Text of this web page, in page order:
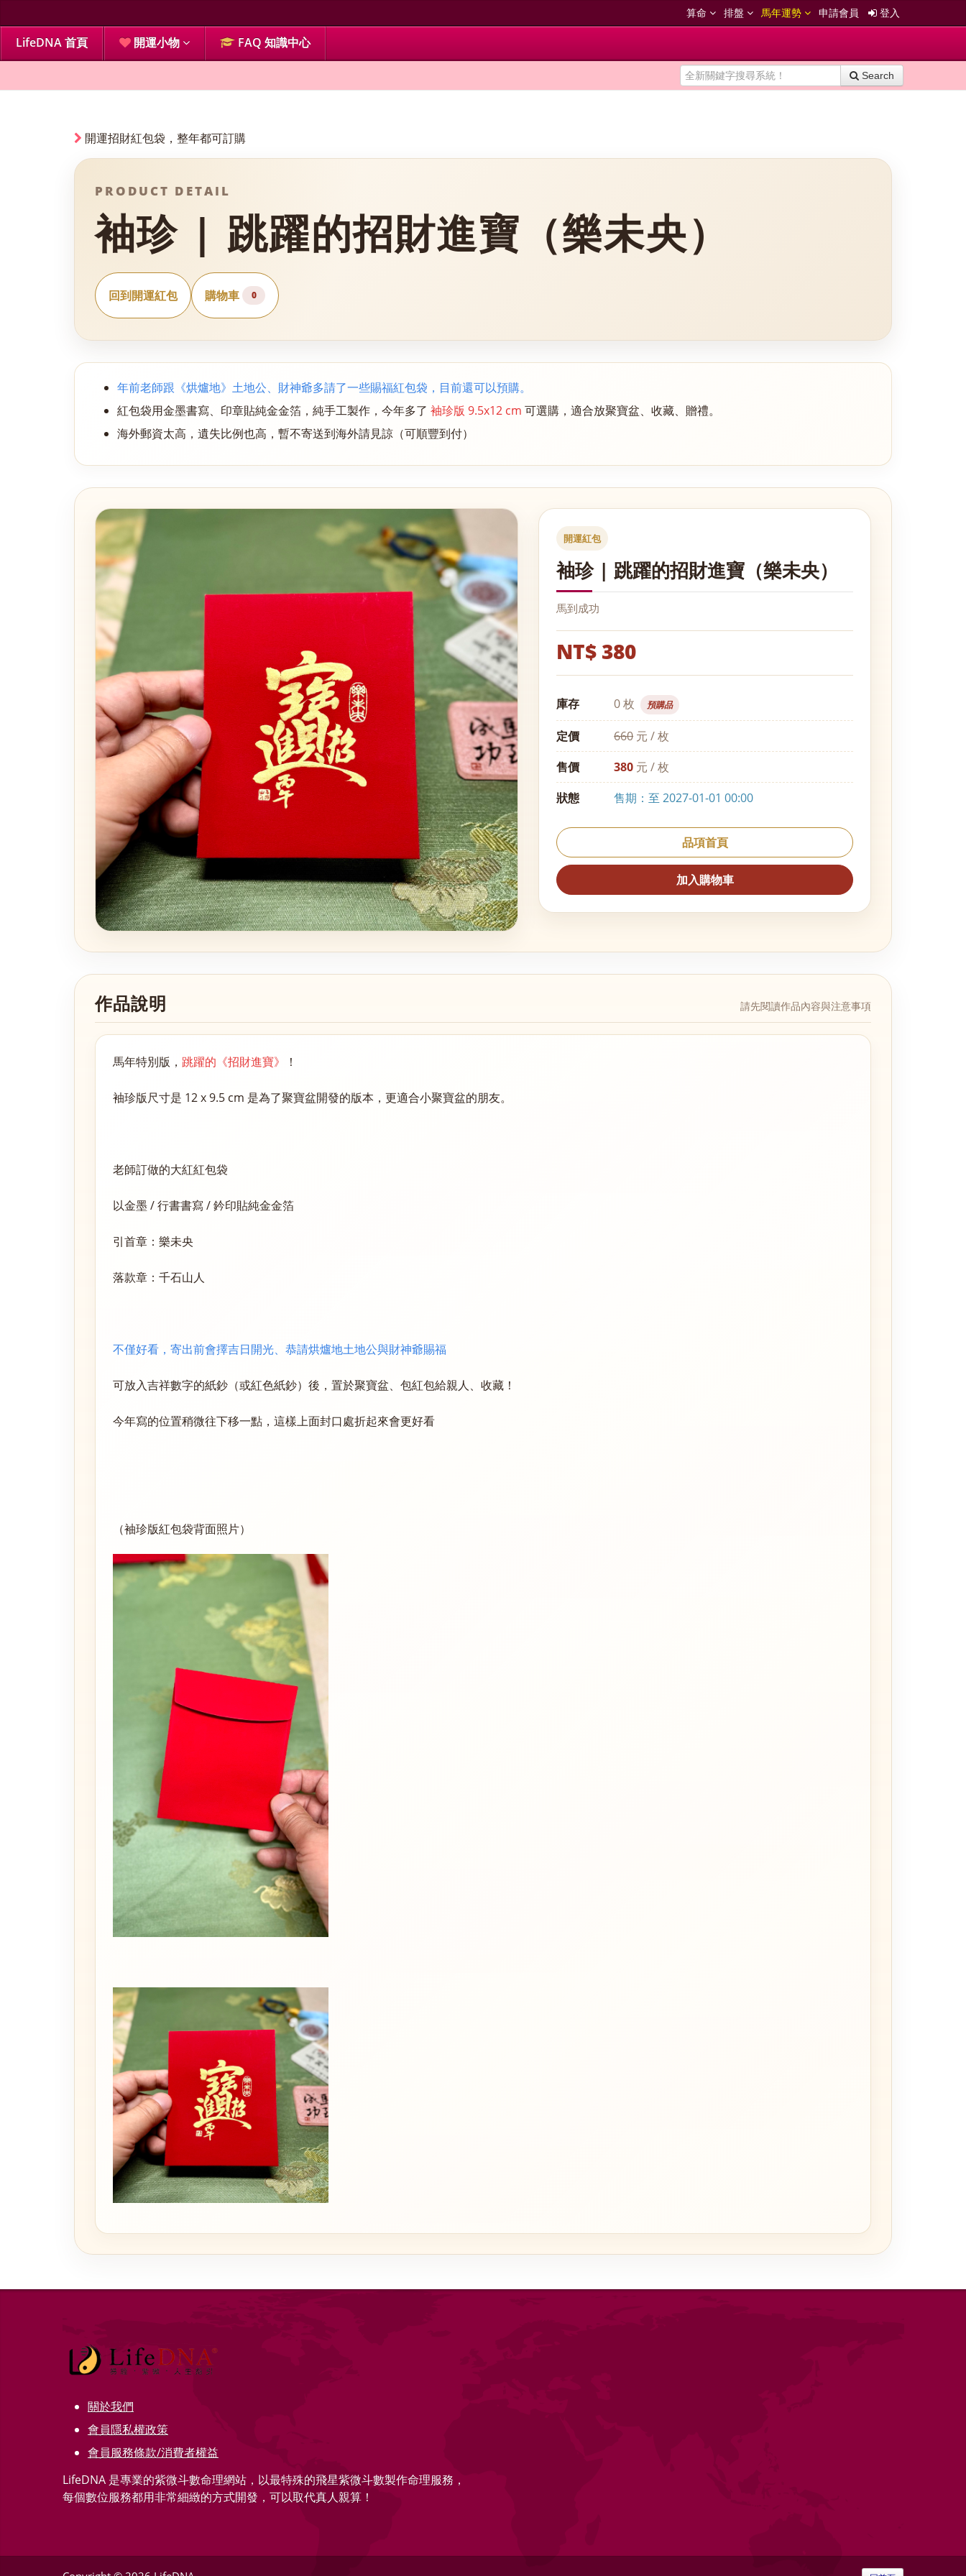
算命 排盤 馬年運勢 申請會員 登入
LifeDNA 首頁 開運小物 FAQ 知識中心
Search
開運招財紅包袋，整年都可訂購
PRODUCT DETAIL
袖珍 | 跳躍的招財進寶（樂未央）
回到開運紅包 購物車 0
年前老師跟《烘爐地》土地公、財神爺多請了一些賜福紅包袋，目前還可以預購。
紅包袋用金墨書寫、印章貼純金金箔，純手工製作，今年多了 袖珍版 9.5x12 cm 可選購，適合放聚寶盆、收藏、贈禮。
海外郵資太高，遺失比例也高，暫不寄送到海外請見諒（可順豐到付）
開運紅包
袖珍 | 跳躍的招財進寶（樂未央）
馬到成功
NT$ 380
庫存 0 枚 預購品
定價 660 元 / 枚
售價
380 元 / 枚
狀態
售期：至 2027-01-01 00:00
品項首頁
加入購物車
作品說明 請先閱讀作品內容與注意事項
馬年特別版， 跳躍的《招財進寶》 ！
袖珍版尺寸是 12 x 9.5 cm 是為了聚寶盆開發的版本，更適合小聚寶盆的朋友。
老師訂做的大紅紅包袋
以金墨 / 行書書寫 / 鈐印貼純金金箔
引首章：樂未央
落款章：千石山人
不僅好看，寄出前會擇吉日開光、恭請烘爐地土地公與財神爺賜福
可放入吉祥數字的紙鈔（或紅色紙鈔）後，置於聚寶盆、包紅包給親人、收藏！
今年寫的位置稍微往下移一點，這樣上面封口處折起來會更好看
（袖珍版紅包袋背面照片）
關於我們
會員隱私權政策
會員服務條款/消費者權益
LifeDNA 是專業的紫微斗數命理網站，以最特殊的飛星紫微斗數製作命理服務，
每個數位服務都用非常細緻的方式開發，可以取代真人親算！